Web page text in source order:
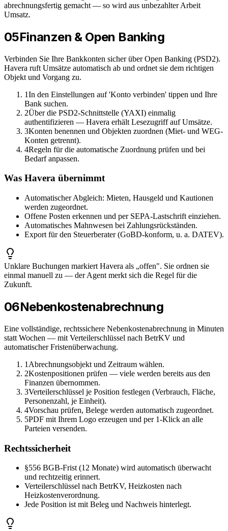
abrechnungsfertig gemacht — so wird aus unbezahlter Arbeit
Umsatz.
05Finanzen & Open Banking
Verbinden Sie Ihre Bankkonten sicher über Open Banking (PSD2).
Havera ruft Umsätze automatisch ab und ordnet sie dem richtigen
Objekt und Vorgang zu.
1In den Einstellungen auf 'Konto verbinden' tippen und Ihre
Bank suchen.
2Über die PSD2-Schnittstelle (YAXI) einmalig
authentifizieren — Havera erhält Lesezugriff auf Umsätze.
3Konten benennen und Objekten zuordnen (Miet- und WEG-
Konten getrennt).
4Regeln für die automatische Zuordnung prüfen und bei
Bedarf anpassen.
Was Havera übernimmt
Automatischer Abgleich: Mieten, Hausgeld und Kautionen
werden zugeordnet.
Offene Posten erkennen und per SEPA-Lastschrift einziehen.
Automatisches Mahnwesen bei Zahlungsrückständen.
Export für den Steuerberater (GoBD-konform, u. a. DATEV).
Unklare Buchungen markiert Havera als „offen". Sie ordnen sie
einmal manuell zu — der Agent merkt sich die Regel für die
Zukunft.
06Nebenkostenabrechnung
Eine vollständige, rechtssichere Nebenkostenabrechnung in Minuten
statt Wochen — mit Verteilerschlüssel nach BetrKV und
automatischer Fristenüberwachung.
1 Abrechnungsobjekt und Zeitraum wählen.
2Kostenpositionen prüfen — viele werden bereits aus den
Finanzen übernommen.
3Verteilerschlüssel je Position festlegen (Verbrauch, Fläche,
Personenzahl, je Einheit).
4Vorschau prüfen, Belege werden automatisch zugeordnet.
5PDF mit Ihrem Logo erzeugen und per 1-Klick an alle
Parteien versenden.
Rechtssicherheit
§556 BGB-Frist (12 Monate) wird automatisch überwacht
und rechtzeitig erinnert.
Verteilerschlüssel nach BetrKV, Heizkosten nach
Heizkostenverordnung.
Jede Position ist mit Beleg und Nachweis hinterlegt.